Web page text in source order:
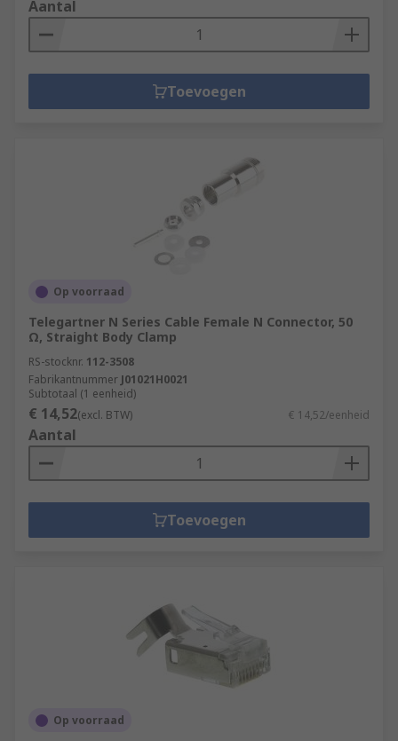
Aantal
Toevoegen
Op voorraad
Telegartner N Series Cable Female N Connector, 50
Ω, Straight Body Clamp
RS-stocknr. 112-3508
Fabrikantnummer J01021H0021
Subtotaal (1 eenheid)
€ 14,52(excl. BTW) € 14,52/eenheid
Aantal
Toevoegen
Op voorraad